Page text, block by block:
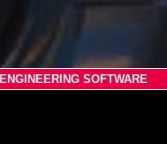
ENGINEERING SOFTWARE